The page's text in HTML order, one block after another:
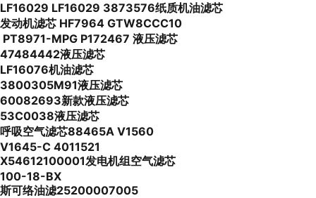
LF16029 LF16029 3873576纸质机油滤芯
发动机滤芯 HF7964 GTW8CCC10
PT8971-MPG P172467 液压滤芯
47484442液压滤芯
LF16076机油滤芯
3800305M91液压滤芯
60082693新款液压滤芯
53C0038液压滤芯
呼吸空气滤芯88465A V1560
V1645-C 4011521
X54612100001发电机组空气滤芯
100-18-BX
斯可络油滤25200007005